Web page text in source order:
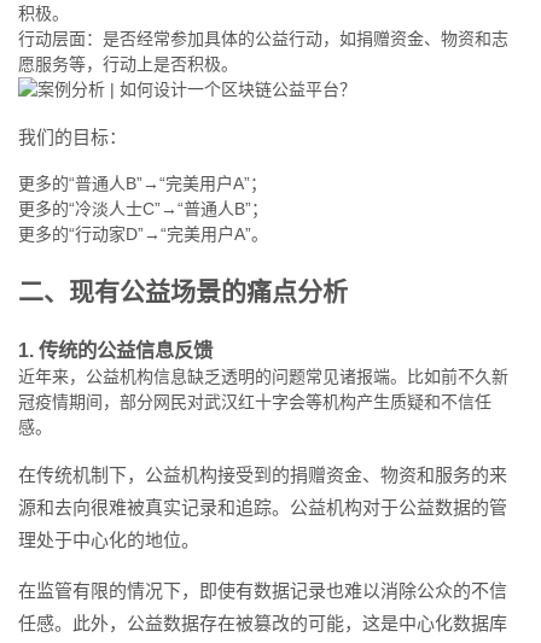
积极。
行动层面：是否经常参加具体的公益行动，如捐赠资金、物资和志
愿服务等，行动上是否积极。
我们的目标：
更多的“普通人B”→“完美用户A”；
更多的“冷淡人士C”→“普通人B”；
更多的“行动家D”→“完美用户A”。
二、现有公益场景的痛点分析
1. 传统的公益信息反馈
近年来，公益机构信息缺乏透明的问题常见诸报端。比如前不久新
冠疫情期间，部分网民对武汉红十字会等机构产生质疑和不信任
感。
在传统机制下，公益机构接受到的捐赠资金、物资和服务的来
源和去向很难被真实记录和追踪。公益机构对于公益数据的管
理处于中心化的地位。
在监管有限的情况下，即使有数据记录也难以消除公众的不信
任感。此外，公益数据存在被篡改的可能，这是中心化数据库